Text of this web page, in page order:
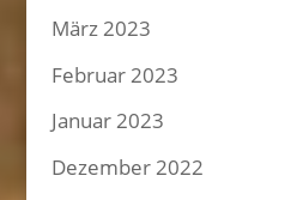
März 2023
Februar 2023
Januar 2023
Dezember 2022